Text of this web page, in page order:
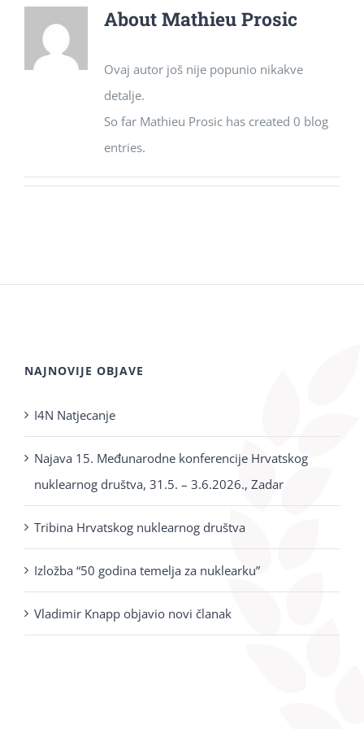
About Mathieu Prosic
Ovaj autor još nije popunio nikakve
detalje.
So far Mathieu Prosic has created 0 blog
entries.
NAJNOVIJE OBJAVE
I4N Natjecanje
Najava 15. Međunarodne konferencije Hrvatskog
nuklearnog društva, 31.5. – 3.6.2026., Zadar
Tribina Hrvatskog nuklearnog društva
Izložba “50 godina temelja za nuklearku”
Vladimir Knapp objavio novi članak